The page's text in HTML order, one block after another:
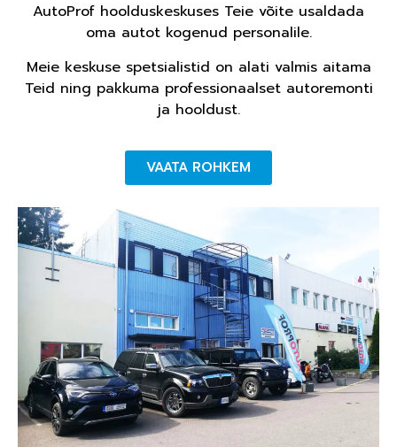
AutoProf hoolduskeskuses Teie võite usaldada
oma autot kogenud personalile.
Meie keskuse spetsialistid on alati valmis aitama
Teid ning pakkuma professionaalset autoremonti
ja hooldust.
VAATA ROHKEM